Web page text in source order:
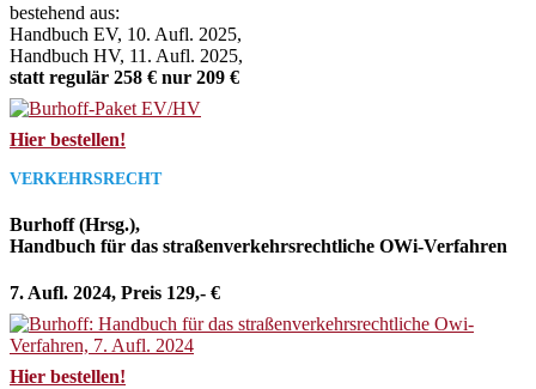
bestehend aus:
Handbuch EV, 10. Aufl. 2025,
Handbuch HV, 11. Aufl. 2025,
statt regulär 258 € nur 209 €
Hier bestellen!
VERKEHRSRECHT
Burhoff (Hrsg.),
Handbuch für das straßenverkehrsrechtliche OWi-Verfahren
7. Aufl. 2024, Preis 129,- €
Hier bestellen!